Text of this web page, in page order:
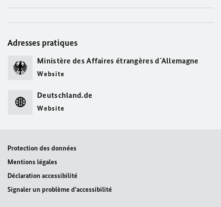
Adresses pratiques
Ministère des Affaires étrangères d´Allemagne
Website
Deutschland.de
Website
Protection des données
Mentions légales
Déclaration accessibilité
Signaler un problème d'accessibilité